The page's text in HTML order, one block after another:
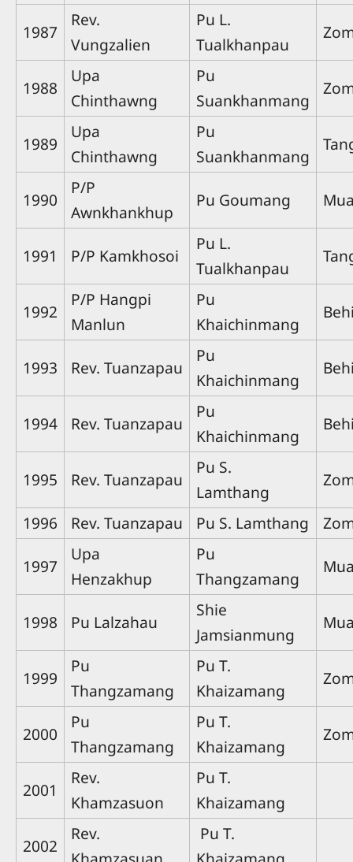
1987
Rev.
Vungzalien
Pu L.
Tualkhanpau
1988
Upa
Chinthawng
Pu
Suankhanmang
1989
Upa
Chinthawng
Pu
Suankhanmang
1990
P/P
Awnkhankhup
Pu Goumang
1991 P/P Kamkhosoi
Pu L.
Tualkhanpau
1992
P/P Hangpi
Manlun
Pu
Khaichinmang
1993 Rev. Tuanzapau
Pu
Khaichinmang
1994 Rev. Tuanzapau
Pu
Khaichinmang
1995 Rev. Tuanzapau
Pu S.
Lamthang
1996 Rev. Tuanzapau Pu S. Lamthang
1997
Upa
Henzakhup
Pu
Thangzamang
1998 Pu Lalzahau
Shie
Jamsianmung
1999
Pu
Thangzamang
Pu T.
Khaizamang
2000
Pu
Thangzamang
Pu T.
Khaizamang
2001
Rev.
Khamzasuon
Pu T.
Khaizamang
2002
Rev.
Pu T.